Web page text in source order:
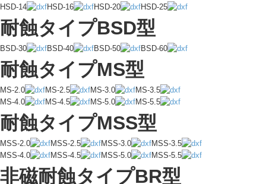
HSD-14
HSD-16 HSD-20 HSD-25
耐蝕タイプBSD型
BSD-30 BSD-40 BSD-50 BSD-60
耐蝕タイプMS型
MS-2.0 MS-2.5 MS-3.0
MS-3.5
MS-4.0
MS-4.5 MS-5.0 MS-5.5
耐蝕タイプMSS型
MSS-2.0 MSS-2.5 MSS-3.0
MSS-3.5
MSS-4.0
MSS-4.5 MSS-5.0 MSS-5.5
非磁耐蝕タイプBR型